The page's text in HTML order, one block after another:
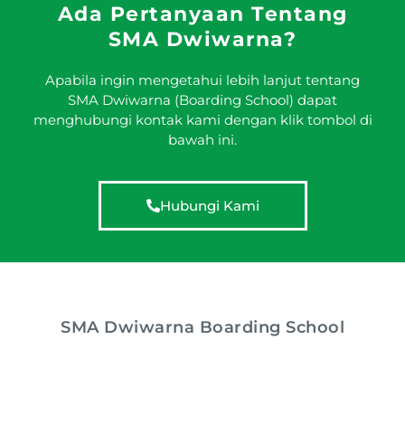
Ada Pertanyaan Tentang
SMA Dwiwarna?
Apabila ingin mengetahui lebih lanjut tentang
SMA Dwiwarna (Boarding School) dapat
menghubungi kontak kami dengan klik tombol di
bawah ini.
Hubungi Kami
SMA Dwiwarna Boarding School